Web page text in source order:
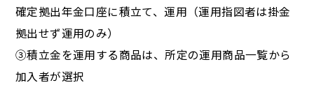
確定拠出年金口座に積立て、運用（運用指図者は掛金
拠出せず運用のみ）
③積立金を運用する商品は、所定の運用商品一覧から
加入者が選択